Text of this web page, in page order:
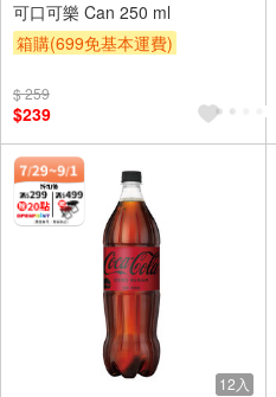
可口可樂 Can 250 ml
箱購(699免基本運費)
滿額9折
$ 259
$239
12入